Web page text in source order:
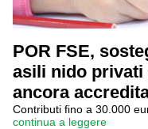
POR FSE,
asili nido privati
ancora
Contributi fino a 30.000
continua a leggere